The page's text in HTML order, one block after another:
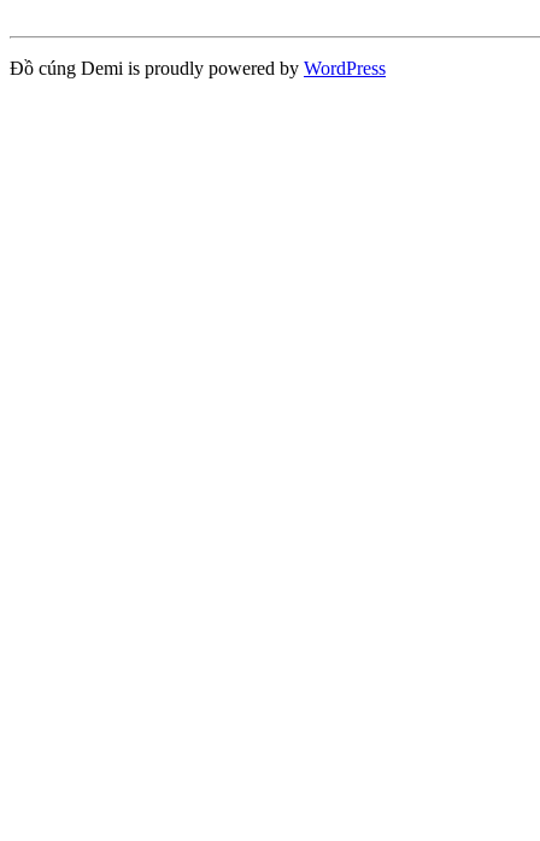
Đồ cúng Demi is proudly powered by WordPress